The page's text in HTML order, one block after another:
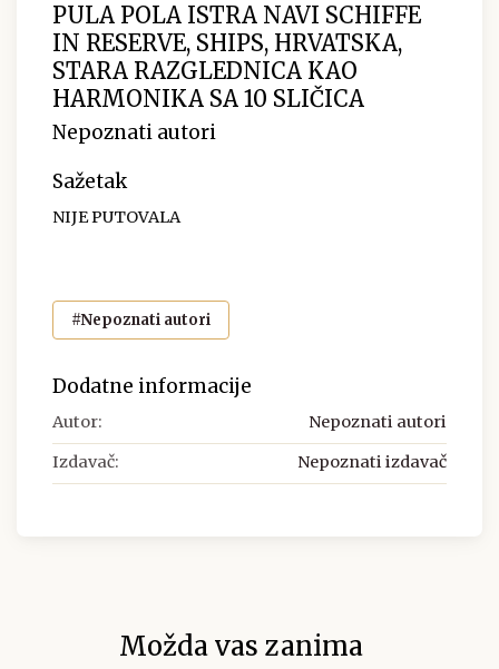
PULA POLA ISTRA NAVI SCHIFFE
IN RESERVE, SHIPS, HRVATSKA,
STARA RAZGLEDNICA KAO
HARMONIKA SA 10 SLIČICA
Nepoznati autori
Sažetak
NIJE PUTOVALA
#Nepoznati autori
Dodatne informacije
Autor: Nepoznati autori
Izdavač: Nepoznati izdavač
Možda vas zanima